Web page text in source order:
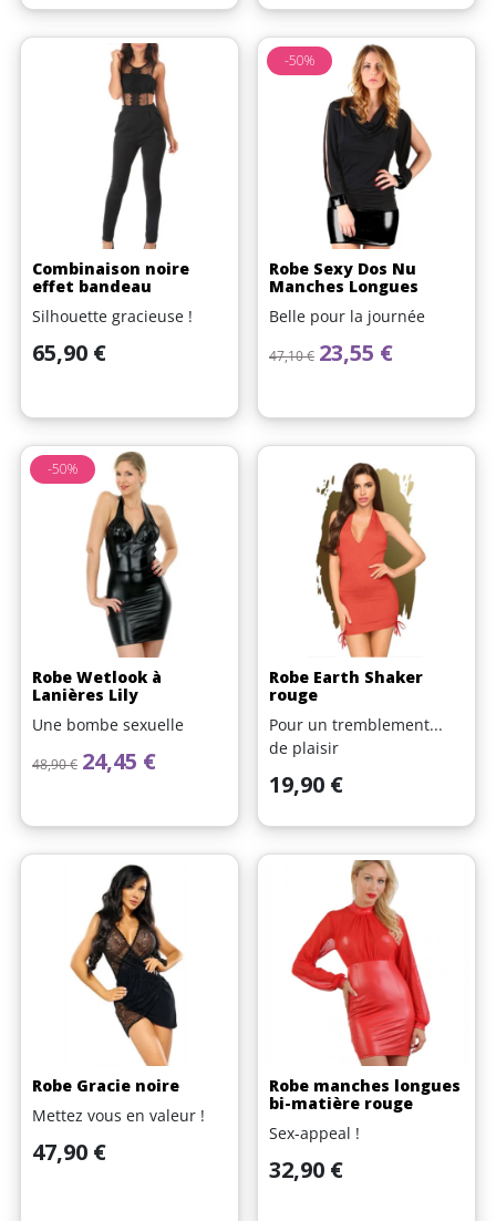
(1 avis)
Combinaison noire
effet bandeau
Silhouette gracieuse !
Prix
65,90 €
Robe Sexy Dos Nu
Manches Longues
Belle pour la journée
Prix de base
47,10 € Prix
23,55 €
-50%
Robe Wetlook à
Lanières Lily
Une bombe sexuelle
Prix de base
48,90 € Prix
24,45 €
-50%
Robe Earth Shaker
rouge
Pour un tremblement...
de plaisir
Prix
19,90 €
Robe Gracie noire
Mettez vous en valeur !
Prix
47,90 €
Robe manches longues
bi-matière rouge
Sex-appeal !
Prix
32,90 €